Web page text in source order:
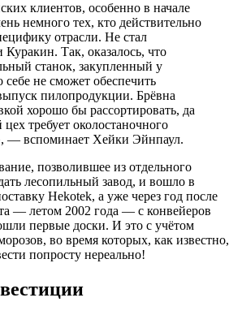
клиентов, особенно в начале
немного тех, кто действительно
отрасли. Не стал
Так, оказалось, что
станок, закупленный у
не сможет обеспечить
пилопродукции. Брёвна
хорошо бы рассортировать, да
требует околостаночного
— вспоминает Хейки Эйнпаул.
позволившее из отдельного
лесопильный завод, и вошло в
Hekotek, а уже через год после
— летом 2002 года — с конвейеров
первые доски. И это с учётом
во время которых, как известно,
попросту нереально!